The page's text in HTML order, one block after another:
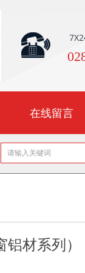
在线留言
材系列）